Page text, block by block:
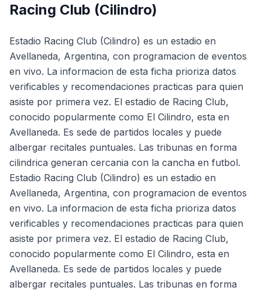
Racing Club (Cilindro)
Estadio Racing Club (Cilindro) es un estadio en
Avellaneda, Argentina, con programacion de eventos
en vivo. La informacion de esta ficha prioriza datos
verificables y recomendaciones practicas para quien
asiste por primera vez. El estadio de Racing Club,
conocido popularmente como El Cilindro, esta en
Avellaneda. Es sede de partidos locales y puede
albergar recitales puntuales. Las tribunas en forma
cilindrica generan cercania con la cancha en futbol.
Estadio Racing Club (Cilindro) es un estadio en
Avellaneda, Argentina, con programacion de eventos
en vivo. La informacion de esta ficha prioriza datos
verificables y recomendaciones practicas para quien
asiste por primera vez. El estadio de Racing Club,
conocido popularmente como El Cilindro, esta en
Avellaneda. Es sede de partidos locales y puede
albergar recitales puntuales. Las tribunas en forma